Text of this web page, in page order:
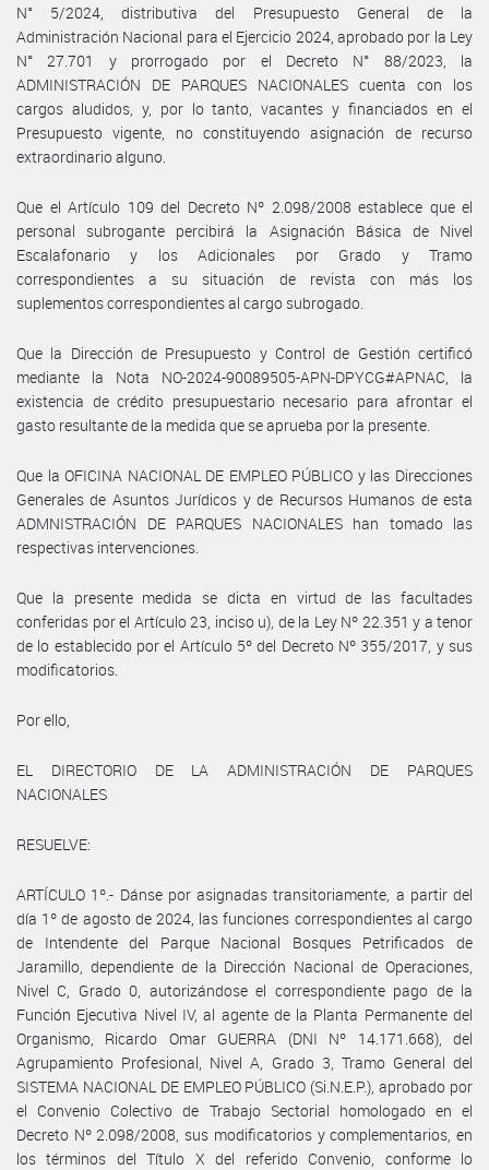
N° 5/2024, distributiva del Presupuesto General de la
Administración Nacional para el Ejercicio 2024, aprobado por la Ley
N° 27.701 y prorrogado por el Decreto N° 88/2023, la
ADMINISTRACIÓN DE PARQUES NACIONALES cuenta con los
cargos aludidos, y, por lo tanto, vacantes y financiados en el
Presupuesto vigente, no constituyendo asignación de recurso
extraordinario alguno.
Que el Artículo 109 del Decreto Nº 2.098/2008 establece que el
personal subrogante percibirá la Asignación Básica de Nivel
Escalafonario y los Adicionales por Grado y Tramo
correspondientes a su situación de revista con más los
suplementos correspondientes al cargo subrogado.
Que la Dirección de Presupuesto y Control de Gestión certificó
mediante la Nota NO-2024-90089505-APN-DPYCG#APNAC, la
existencia de crédito presupuestario necesario para afrontar el
gasto resultante de la medida que se aprueba por la presente.
Que la OFICINA NACIONAL DE EMPLEO PÚBLICO y las Direcciones
Generales de Asuntos Jurídicos y de Recursos Humanos de esta
ADMNISTRACIÓN DE PARQUES NACIONALES han tomado las
respectivas intervenciones.
Que la presente medida se dicta en virtud de las facultades
conferidas por el Artículo 23, inciso u), de la Ley Nº 22.351 y a tenor
de lo establecido por el Artículo 5º del Decreto Nº 355/2017, y sus
modificatorios.
Por ello,
EL DIRECTORIO DE LA ADMINISTRACIÓN DE PARQUES
NACIONALES
RESUELVE:
ARTÍCULO 1º.- Dánse por asignadas transitoriamente, a partir del
día 1º de agosto de 2024, las funciones correspondientes al cargo
de Intendente del Parque Nacional Bosques Petrificados de
Jaramillo, dependiente de la Dirección Nacional de Operaciones,
Nivel C, Grado 0, autorizándose el correspondiente pago de la
Función Ejecutiva Nivel IV, al agente de la Planta Permanente del
Organismo, Ricardo Omar GUERRA (DNI Nº 14.171.668), del
Agrupamiento Profesional, Nivel A, Grado 3, Tramo General del
SISTEMA NACIONAL DE EMPLEO PÚBLICO (Si.N.E.P.), aprobado por
el Convenio Colectivo de Trabajo Sectorial homologado en el
Decreto Nº 2.098/2008, sus modificatorios y complementarios, en
los términos del Título X del referido Convenio, conforme lo